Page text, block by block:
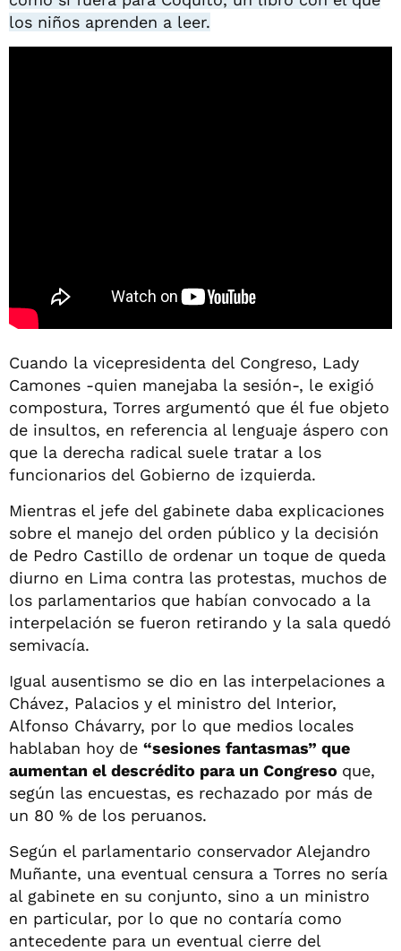
los niños aprenden a leer.
Cuando la vicepresidenta del Congreso, Lady
Camones -quien manejaba la sesión-, le exigió
compostura, Torres argumentó que él fue objeto
de insultos, en referencia al lenguaje áspero con
que la derecha radical suele tratar a los
funcionarios del Gobierno de izquierda.
Mientras el jefe del gabinete daba explicaciones
sobre el manejo del orden público y la decisión
de Pedro Castillo de ordenar un toque de queda
diurno en Lima contra las protestas, muchos de
los parlamentarios que habían convocado a la
interpelación se fueron retirando y la sala quedó
semivacía.
Igual ausentismo se dio en las interpelaciones a
Chávez, Palacios y el ministro del Interior,
Alfonso Chávarry, por lo que medios locales
hablaban hoy de “sesiones fantasmas” que
aumentan el descrédito para un Congreso que,
según las encuestas, es rechazado por más de
un 80 % de los peruanos.
Según el parlamentario conservador Alejandro
Muñante, una eventual censura a Torres no sería
al gabinete en su conjunto, sino a un ministro
en particular, por lo que no contaría como
antecedente para un eventual cierre del